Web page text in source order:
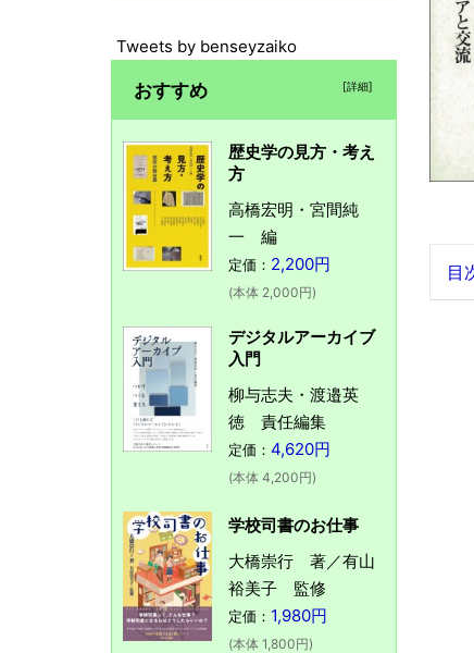
目
Tweets by benseyzaiko
おすすめ [詳細]
歴史学の見方・考え
方
高橋宏明・宮間純
一 編
定価： 2,200円
(本体 2,000円)
デジタルアーカイブ
入門
柳与志夫・渡邉英
徳 責任編集
定価： 4,620円
(本体 4,200円)
学校司書のお仕事
大橋崇行 著／有山
裕美子 監修
定価： 1,980円
(本体 1,800円)